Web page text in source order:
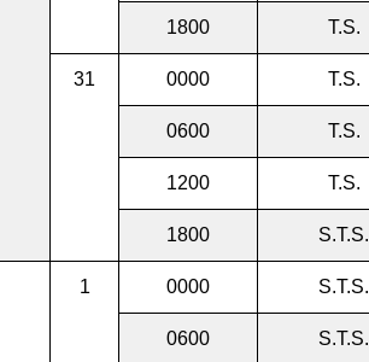
1800 T.S.
31 0000 T.S.
0600 T.S.
1200 T.S.
1800 S.T.S.
1 0000 S.T.S.
0600 S.T.S.